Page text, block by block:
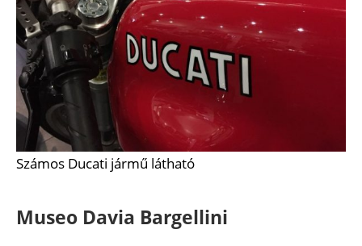
Számos Ducati jármű látható
Museo Davia Bargellini